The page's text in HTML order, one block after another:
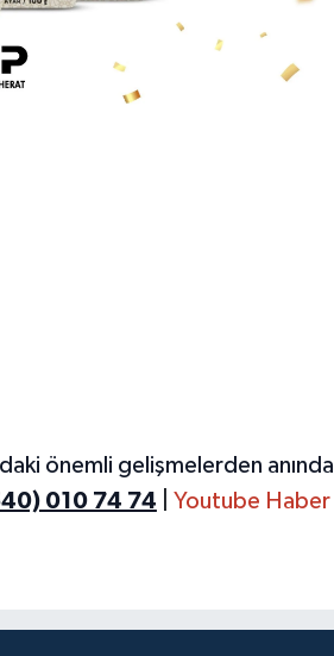
önemli gelişmelerden anında
010 74 74
Youtube Haber